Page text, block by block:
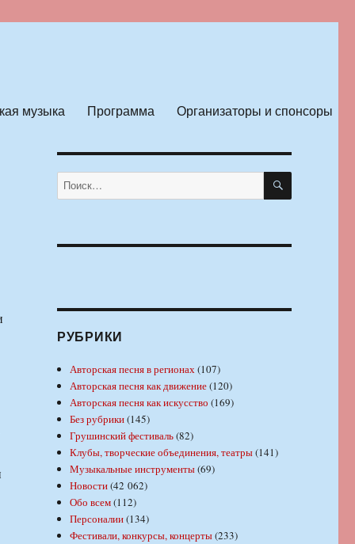
музыка Программа Организаторы и спонсоры
Искать: ПОИСК
РУБРИКИ
Авторская песня в регионах(107)
Авторская песня как движение(120)
Авторская песня как искусство (169)
Без рубрики(145)
Грушинский фестиваль(82)
Клубы, творческие объединения, театры(141)
Музыкальные инструменты(69)
Новости(42 062)
Обо всем(112)
Персоналии(134)
Фестивали, конкурсы, концерты(233)